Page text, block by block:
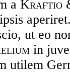
a Kraftio
ut eo
in
utilem